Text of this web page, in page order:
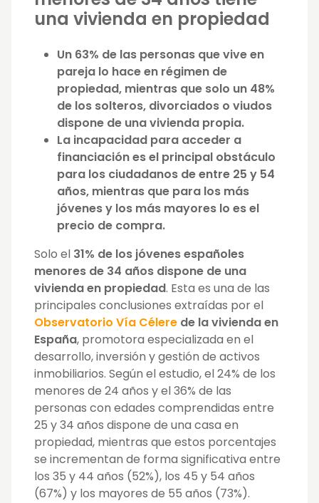
una vivienda en propiedad
Un 63% de las personas que vive en
pareja lo hace en régimen de
propiedad, mientras que solo un 48%
de los solteros, divorciados o viudos
dispone de una vivienda propia.
La incapacidad para acceder a
financiación es el principal obstáculo
para los ciudadanos de entre 25 y 54
años, mientras que para los más
jóvenes y los más mayores lo es el
precio de compra.
Solo el 31% de los jóvenes españoles
menores de 34 años dispone de una
vivienda en propiedad. Esta es una de las
principales conclusiones extraídas por el
Observatorio Vía Célere de la vivienda en
España, promotora especializada en el
desarrollo, inversión y gestión de activos
inmobiliarios. Según el estudio, el 24% de los
menores de 24 años y el 36% de las
personas con edades comprendidas entre
25 y 34 años dispone de una casa en
propiedad, mientras que estos porcentajes
se incrementan de forma significativa entre
los 35 y 44 años (52%), los 45 y 54 años
(67%) y los mayores de 55 años (73%).